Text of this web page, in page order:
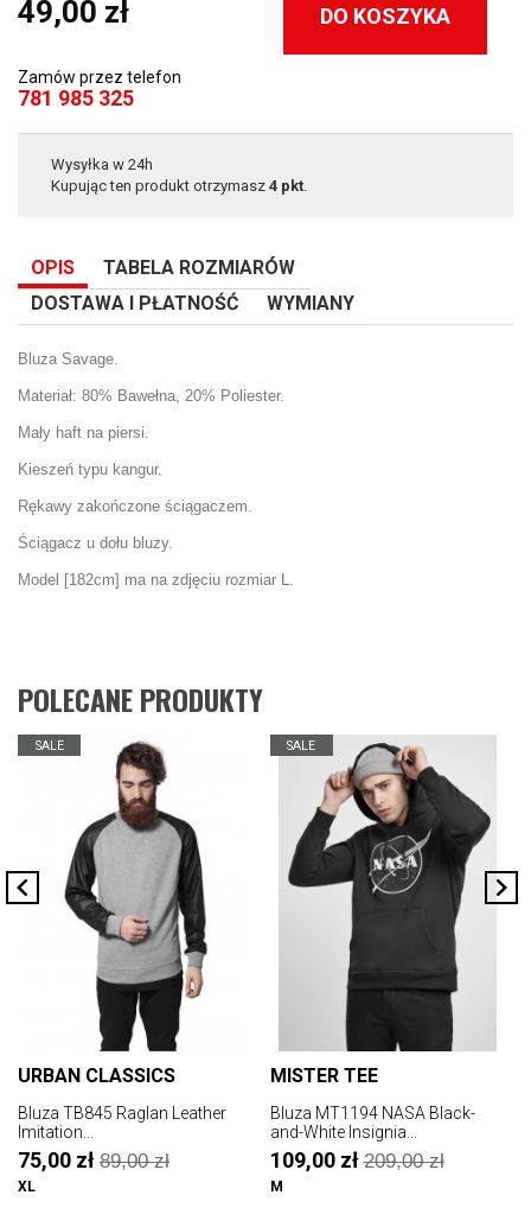
49,00 zł DO KOSZYKA
Zamów przez telefon
781 985 325
Wysyłka w 24h
Kupując ten produkt otrzymasz 4 pkt.
OPIS
TABELA ROZMIARÓW
DOSTAWA I PŁATNOŚĆ
WYMIANY
Bluza Savage.
Materiał: 80% Bawełna, 20% Poliester.
Mały haft na piersi.
Kieszeń typu kangur.
Rękawy zakończone ściągaczem.
Ściągacz u dołu bluzy.
Model [182cm] ma na zdjęciu rozmiar L.
POLECANE PRODUKTY
SALE
URBAN CLASSICS
Bluza TB845 Raglan Leather
Imitation...
75,00 zł 89,00 zł
XL
SALE
MISTER TEE
Bluza MT1194 NASA Black-
and-White Insignia...
109,00 zł209,00 zł
M